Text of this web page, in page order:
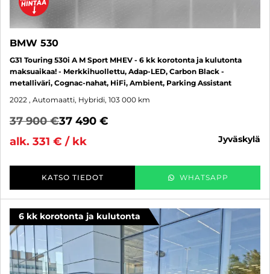
BMW 530
G31 Touring 530i A M Sport MHEV - 6 kk korotonta ja kulutonta
maksuaikaa! - Merkkihuollettu, Adap-LED, Carbon Black -
metalliväri, Cognac-nahat, HiFi, Ambient, Parking Assistant
2022 , Automaatti, Hybridi, 103 000 km
37 900 €37 490 €
alk. 331 € / kk
jyväskylä
KATSO TIEDOT WHATSAPP
6 kk korotonta ja kulutonta